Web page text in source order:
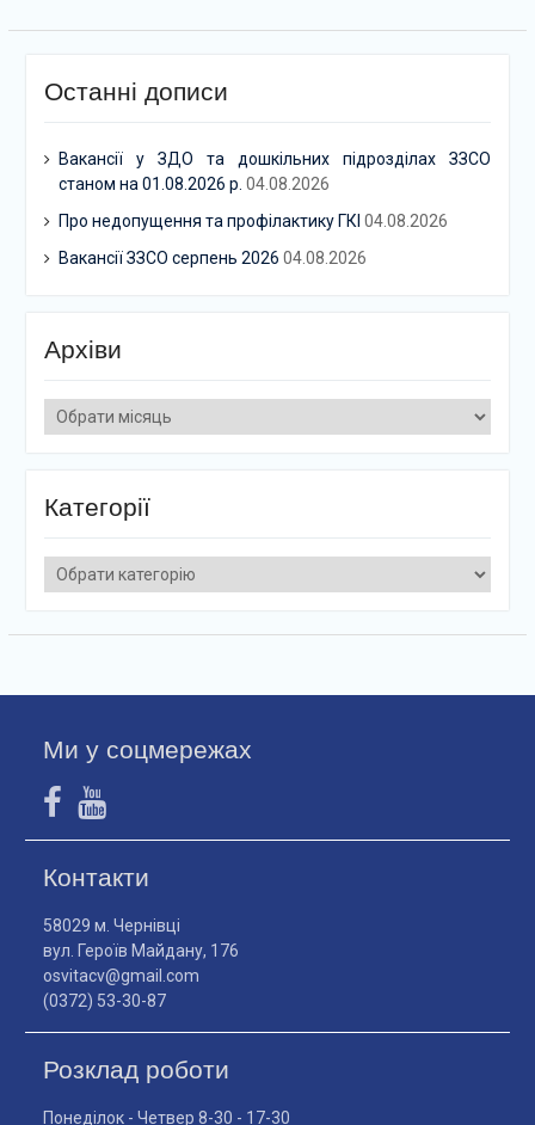
Останні дописи
Вакансії у ЗДО та дошкільних підрозділах ЗЗСО
станом на 01.08.2026 р. 04.08.2026
Про недопущення та профілактику ГКІ 04.08.2026
Вакансії ЗЗСО серпень 2026 04.08.2026
Архіви
Архіви
Категорії
Категорії
Ми у соцмережах
Контакти
58029 м. Чернівці
вул. Героїв Майдану, 176
osvitacv@gmail.com
(0372) 53-30-87
Розклад роботи
Понеділок - Четвер 8-30 - 17-30